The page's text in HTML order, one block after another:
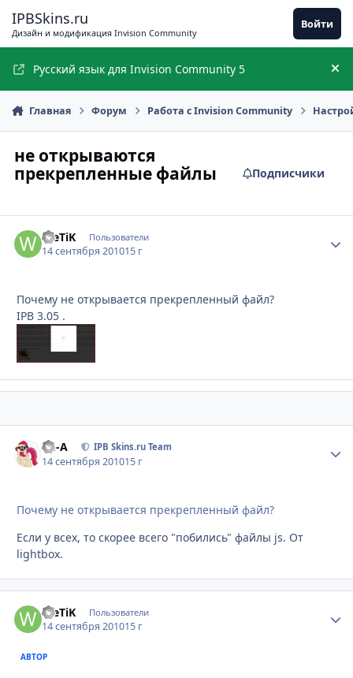
IPBSkins.ru
Дизайн и модификация Invision Community
Войти
Русский язык для Invision Community 5
Главная Форум Работа с Invision Community
не открываются
прекрепленные файлы
Подписчики
WeTiK Пользователи
14 сентября 201015 г
Почему не открывается прекрепленный файл?
IPB 3.05 .
Ph-A IPB Skins.ru Team
14 сентября 201015 г
Почему не открывается прекрепленный файл?
Если у всех, то скорее всего "побились" файлы js. От
lightbox.
WeTiK Пользователи
14 сентября 201015 г
АВТОР